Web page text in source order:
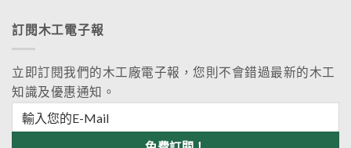
訂閱木工電子報
立即訂閱我們的木工廠電子報，您則不會錯過最新的木工
知識及優惠通知。